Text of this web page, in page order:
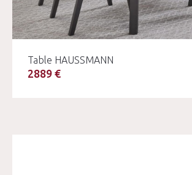
Table HAUSSMANN
2889 €